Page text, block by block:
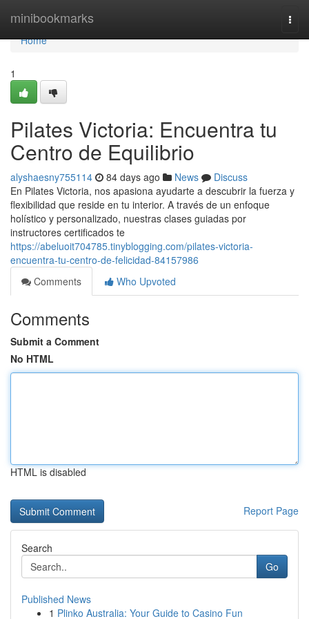
minibookmarks
Home
Home
1
Pilates Victoria: Encuentra tu
Centro de Equilibrio
alyshaesny755114 84 days ago News
Discuss
En Pilates Victoria, nos apasiona ayudarte a descubrir la fuerza y
flexibilidad que reside en tu interior. A través de un enfoque
holístico y personalizado, nuestras clases guiadas por
instructores certificados te
https://abeluoit704785.tinyblogging.com/pilates-victoria-
encuentra-tu-centro-de-felicidad-84157986
Comments
Who Upvoted
Comments
Submit a Comment
No HTML
HTML is disabled
Report Page
Search
Go
Published News
1 Plinko Australia: Your Guide to Casino Fun